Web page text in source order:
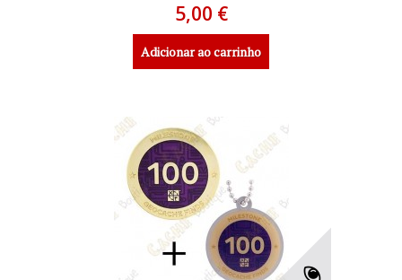
5,00 €
Adicionar ao carrinho